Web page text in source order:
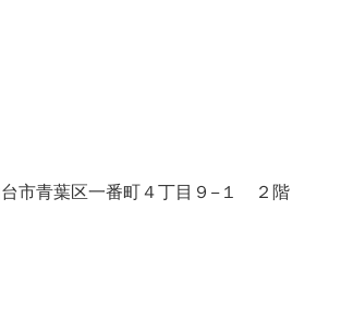
市青葉区一番町４丁目９−１ ２階